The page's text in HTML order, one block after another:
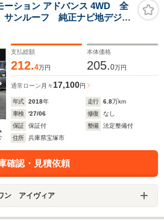
ション アドバンス 4WD 全
ンルーフ 純正ナビ地デジ全
ーバックドア パワーシー
ライト ブラインドスポット
ルコン 衝突軽減
支払総額
212.4万円
本体価格
205.0万円
通常ローン 月々 17,100円
年式 2018年 走行 6.8万km
車検
'27/06 修復
なし
保証
保証付 整備
法定整備付
住所
兵庫県宝塚市
確認・見積依頼
ン アイヴィア